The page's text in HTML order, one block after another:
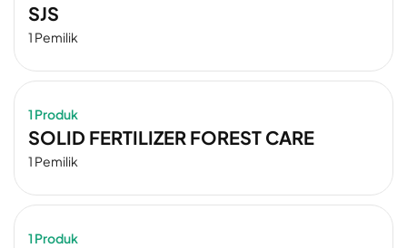
SJS
1 Pemilik
1 Produk
SOLID FERTILIZER FOREST CARE
1 Pemilik
1 Produk